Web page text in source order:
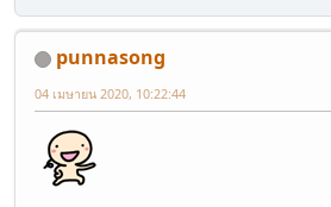
punnasong
04 เมษายน 2020, 10:22:44